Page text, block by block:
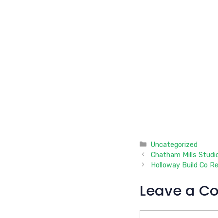
Categories
Uncategorized
Chatham Mills
Holloway Build Co
Leave a